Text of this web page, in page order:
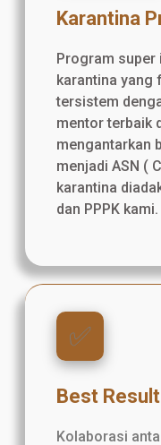
Karantina
Program
karantina yang
tersistem
mentor terbaik
mengantarkan
menjadi ASN (
karantina
dan PPPK kami.
✅️
Best Result
Kolaborasi